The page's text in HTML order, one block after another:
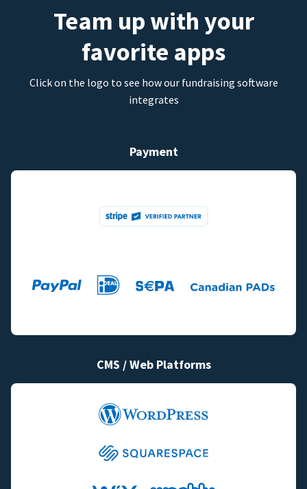
Team up with your
favorite apps
Click on the logo to see how our fundraising software
integrates
Payment
CMS / Web Platforms